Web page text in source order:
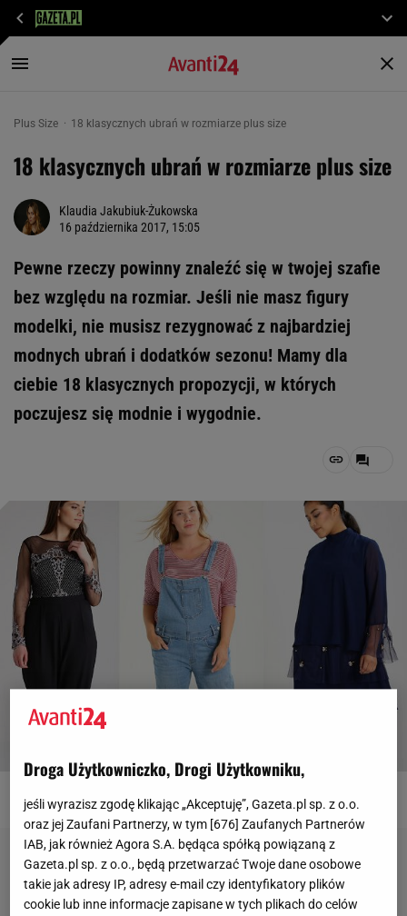
Plus Size 18 klasycznych ubrań w rozmiarze plus size
18 klasycznych ubrań w rozmiarze plus size
Klaudia Jakubiuk-Żukowska
16 października 2017, 15:05
Pewne rzeczy powinny znaleźć się w twojej szafie
bez względu na rozmiar. Jeśli nie masz figury
modelki, nie musisz rezygnować z najbardziej
modnych ubrań i dodatków sezonu! Mamy dla
ciebie 18 klasycznych propozycji, w których
poczujesz się modnie i wygodnie.
Droga Użytkowniczko, Drogi Użytkowniku,
jeśli wyrazisz zgodę klikając „Akceptuję”, Gazeta.pl sp. z o.o.
oraz jej Zaufani Partnerzy, w tym [676] Zaufanych Partnerów
IAB, jak również Agora S.A. będąca spółką powiązaną z
Gazeta.pl sp. z o.o., będą przetwarzać Twoje dane osobowe
takie jak adresy IP, adresy e-mail czy identyfikatory plików
cookie lub inne informacje zapisane w tych plikach do celów